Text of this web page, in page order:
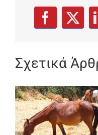
Facebook
(opens in a
X
Σχετικά